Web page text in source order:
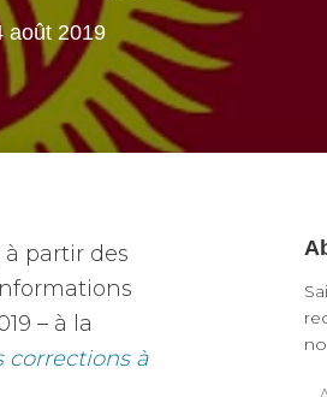
août 2019
à partir des
– à la
corrections à